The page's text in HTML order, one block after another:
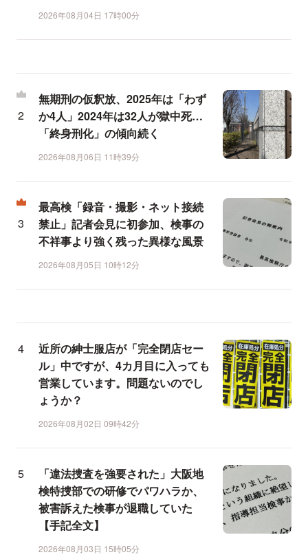
2026年08月04日 17時00分
無期刑の仮釈放、2025年は「わず
か4人」2024年は32人が獄中死…
「終身刑化」の傾向続く
2026年08月06日 11時39分
最高検「録音・撮影・ネット接続
禁止」記者会見に初参加、検事の
不祥事より強く残った異様な風景
2026年08月05日 10時12分
近所の紳士服店が「完全閉店セー
ル」中ですが、4カ月目に入っても
営業しています。問題ないのでし
ょうか？
2026年08月02日 09時42分
「違法捜査を強要された」大阪地
検特捜部での研修でパワハラか、
被害訴えた検事が退職していた
【手記全文】
2026年08月03日 15時05分